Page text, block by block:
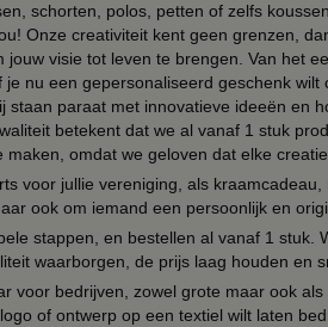
schorten, polos, petten of zelfs
Onze creativiteit kent geen grenzen,
visie tot leven te brengen. Van het
nu een gepersonaliseerd geschenk
staan paraat met innovatieve ideeën en
betekent dat we al vanaf 1 stuk
omdat we geloven dat elke
voor jullie vereniging, als
ook om iemand een persoonlijk en
stappen, en bestellen al vanaf 1 stuk.
waarborgen, de prijs laag houden en
voor bedrijven, zowel grote maar ook
of ontwerp op een textiel wilt laten